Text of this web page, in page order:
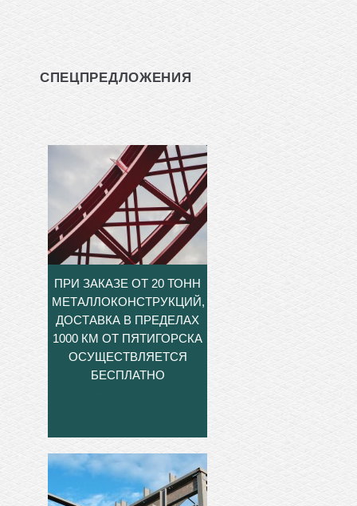
СПЕЦПРЕДЛОЖЕНИЯ
ПРИ ЗАКАЗЕ ОТ 20 ТОНН
МЕТАЛЛОКОНСТРУКЦИЙ,
ДОСТАВКА В ПРЕДЕЛАХ
1000 КМ ОТ ПЯТИГОРСКА
ОСУЩЕСТВЛЯЕТСЯ
БЕСПЛАТНО